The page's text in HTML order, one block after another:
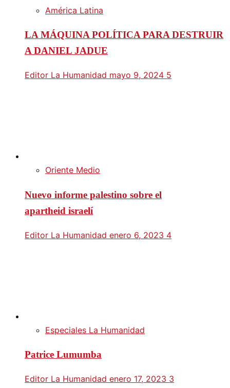
América Latina
LA MÁQUINA POLÍTICA PARA DESTRUIR
A DANIEL JADUE
Editor La Humanidad mayo 9, 2024 5
Oriente Medio
Nuevo informe palestino sobre el
apartheid israelí
Editor La Humanidad enero 6, 2023 4
Especiales La Humanidad
Patrice Lumumba
Editor La Humanidad enero 17, 2023 3